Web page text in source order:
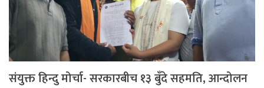
संयुक्त हिन्दु मोर्चा- सरकारबीच १३ बुँदे सहमति, आन्दोलन